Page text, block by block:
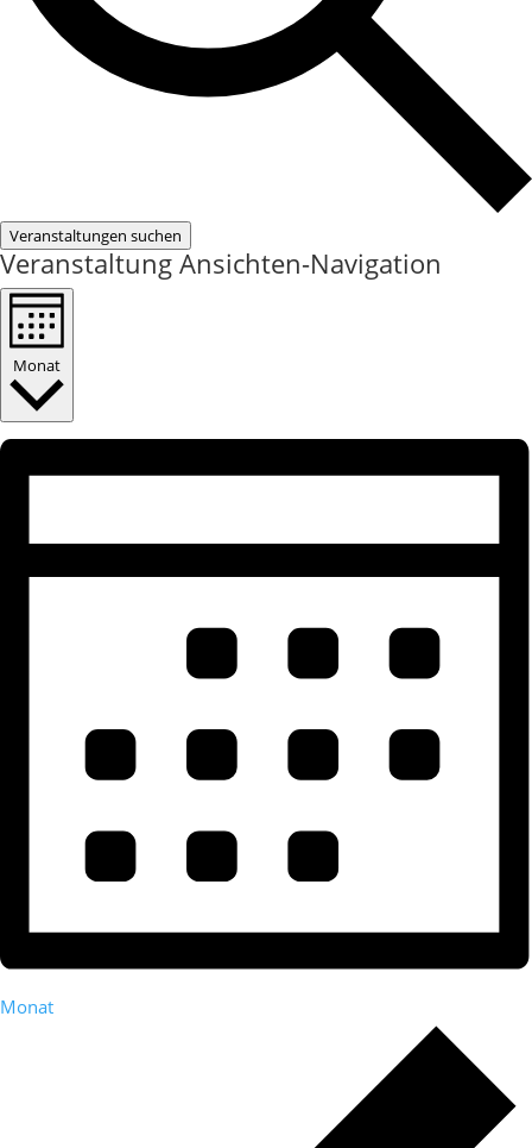
Veranstaltungen suchen
Veranstaltung Ansichten-Navigation
Monat
Monat